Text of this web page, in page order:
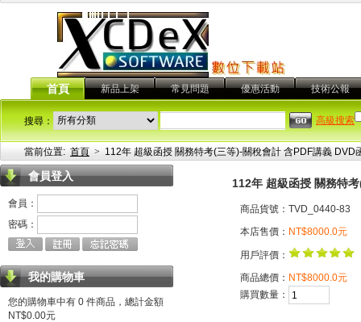
首頁 新品上架 常見問題 優惠活動 技術公報
搜尋： 高級搜索
當前位置: 首頁 > 112年 超級函授 關務特考(三等)-關稅會計 含PDF講義
會員登入
會員：
密碼：
我的購物車
您的購物車中有 0 件商品，總計金額
NT$0.00元
112年 超級函授 關務特
商品貨號：TVD_0440-83
本店售價： NT$8000.0元
用戶評價：
商品總價： NT$8000.0元
購買數量：